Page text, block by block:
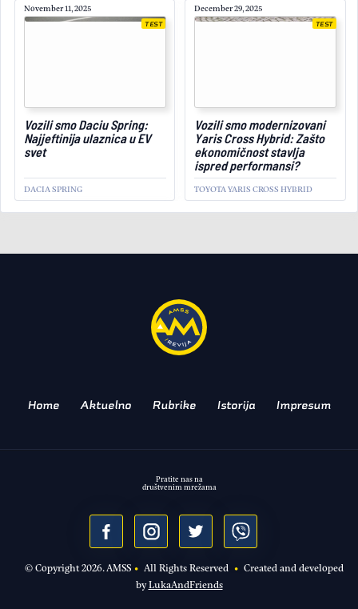
November 11, 2025
Vozili smo Daciu Spring:
Najjeftinija ulaznica u EV
svet
DACIA SPRING
TEST
December 29, 2025
Vozili smo modernizovani
Yaris Cross Hybrid: Zašto
ekonomičnost stavlja
ispred performansi?
TOYOTA YARIS CROSS HYBRID
TEST
April 6, 2026
proverili koliko pruža
Home Aktuelno Rubrike Istorija Impresum
© Copyright2026. AMSS• All Rights Reserved • Created and developed
byLukaAndFriends
Pratite nas na
društvenim mrežama